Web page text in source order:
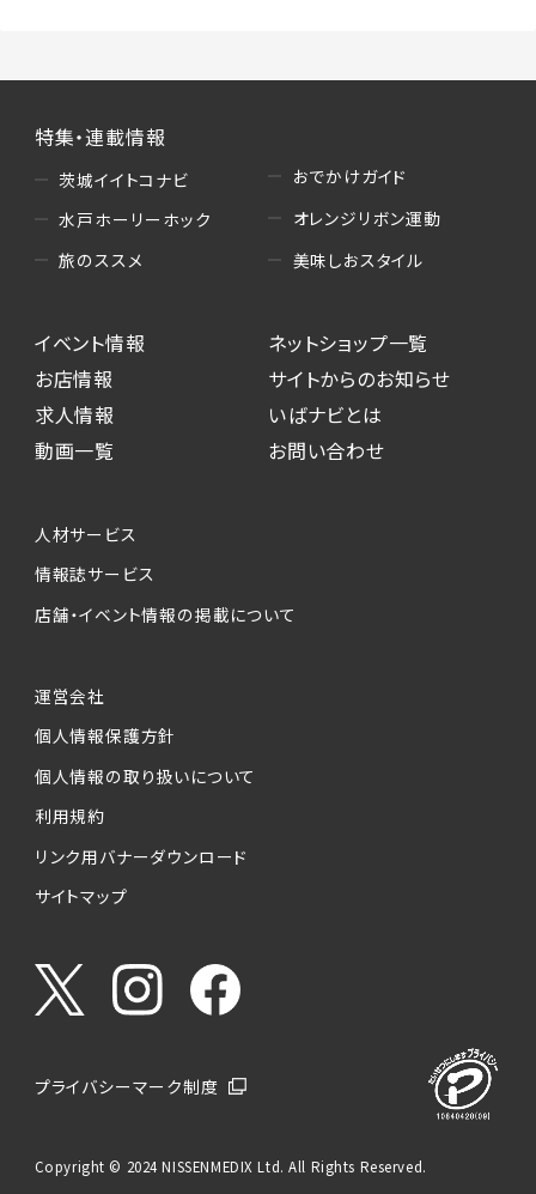
特集・連載情報
茨城イイトコナビ
水戸ホーリーホック
旅のススメ
おでかけガイド
オレンジリボン運動
美味しおスタイル
イベント情報
お店情報
求人情報
動画一覧
ネットショップ一覧
サイトからのお知らせ
いばナビとは
お問い合わせ
人材サービス
情報誌サービス
店舗・イベント情報の掲載について
運営会社
個人情報保護方針
個人情報の取り扱いについて
利用規約
リンク用バナーダウンロード
サイトマップ
プライバシーマーク制度
Copyright © 2024 NISSENMEDIX Ltd. All Rights Reserved.